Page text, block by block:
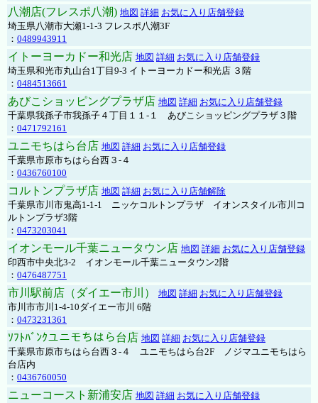
八潮店(フレスポ八潮) 地図 詳細 お気に入り店舗登録
埼玉県八潮市大瀬1-1-3 フレスポ八潮3F
： 0489943911
イトーヨーカドー和光店 地図 詳細 お気に入り店舗登録
埼玉県和光市丸山台1丁目9-3 イトーヨーカドー和光店 ３階
： 0484513661
あびこショッピングプラザ店 地図 詳細 お気に入り店舗登録
千葉県我孫子市我孫子４丁目１１-１ あびこショッピングプラザ３階
： 0471792161
ユニモちはら台店 地図 詳細 お気に入り店舗登録
千葉県市原市ちはら台西３-４
： 0436760100
コルトンプラザ店 地図 詳細 お気に入り店舗解除
千葉県市川市鬼高1-1-1 ニッケコルトンプラザ イオンスタイル市川コ
ルトンプラザ3階
： 0473203041
イオンモール千葉ニュータウン店 地図 詳細 お気に入り店舗登録
印西市中央北3-2 イオンモール千葉ニュータウン2階
： 0476487751
市川駅前店（ダイエー市川） 地図 詳細 お気に入り店舗登録
市川市市川1-4-10ダイエー市川 6階
： 0473231361
ｿﾌﾄﾊﾞﾝｸユニモちはら台店 地図 詳細 お気に入り店舗登録
千葉県市原市ちはら台西３-４ ユニモちはら台2F ノジマユニモちはら
台店内
： 0436760050
ニューコースト新浦安店 地図 詳細 お気に入り店舗登録